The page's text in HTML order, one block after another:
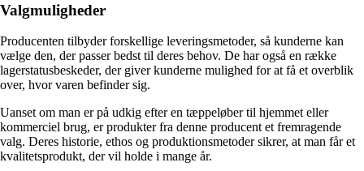
Valgmuligheder
Producenten tilbyder forskellige leveringsmetoder, så kunderne kan
vælge den, der passer bedst til deres behov. De har også en række
lagerstatusbeskeder, der giver kunderne mulighed for at få et overblik
over, hvor varen befinder sig.
Uanset om man er på udkig efter en tæppeløber til hjemmet eller
kommerciel brug, er produkter fra denne producent et fremragende
valg. Deres historie, ethos og produktionsmetoder sikrer, at man får et
kvalitetsprodukt, der vil holde i mange år.